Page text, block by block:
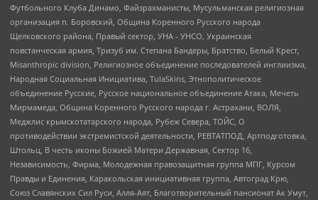
Футбольного Клуба Динамо, Файзрахманисты, Мусульманская религиозная
организация п. Боровский, Община Коренного Русского народа
Щелковского района, Правый сектор, УНА - УНСО, Украинская
повстанческая армия, Тризуб им. Степана Бандеры, Братство, Белый Крест,
Misanthropic division, Религиозное объединение последователей инглиизма,
Народная Социальная Инициатива, TulaSkins, Этнополитическое
объединение Русские, Русское национальное объединение Атака, Мечеть
Мирмамеда, Община Коренного Русского народа г. Астрахани, ВОЛЯ,
Меджлис крымскотатарского народа, Рубеж Севера, ТОЙС, О
противодействии экстремистской деятельности, РЕВТАТПОД, Артподготовка,
Штольц, В честь иконы Божией Матери Державная, Сектор 16,
Независимость, Фирма, Молодежная правозащитная группа МПГ, Курсом
Правды и Единения, Каракольская инициативная группа, Автоград Крю,
Союз Славянских Сил Руси, Алля-Аят, Благотворительный пансионат Ак Умут,